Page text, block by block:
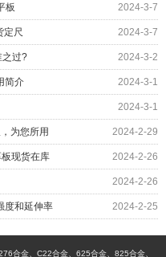
板 2024-3-7
定尺 2024-3-7
之过? 2024-3-2
简介 2024-3-1
2024-3-1
为您所用 2024-2-29
现货在库 2024-2-26
2024-2-26
度和延伸率 2024-2-25
合金、C22合金、625合金、825合金、